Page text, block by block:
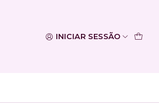
INICIAR SESSÃO